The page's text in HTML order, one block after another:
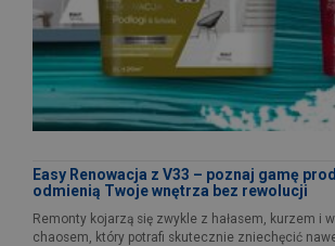
Easy Renowacja z V33 – poznaj gamę
odmienią Twoje wnętrza bez rewolucji
Remonty kojarzą się zwykle z hałasem, kurzem i
chaosem, który potrafi skutecznie zniechęcić